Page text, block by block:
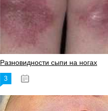
Разновидности сыпи на ногах
3